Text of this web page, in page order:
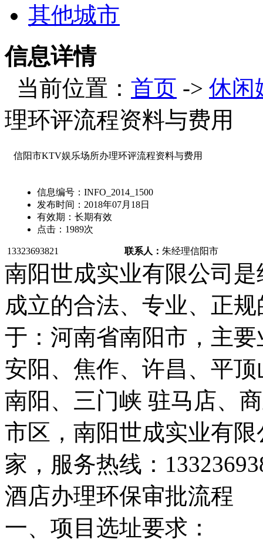
其他城市
信息详情
当前位置： 首页 -> 休闲
理环评流程资料与费用
信阳市KTV娱乐场所办理环评流程资料与费用
信息编号： INFO_2014_1500
发布时间： 2018年07月18日
有效期： 长期有效
点击： 1989次
13323693821 联系人： 朱经理信阳市
南阳世成实业有限公司
成立的合法、专业、正
于：河南省南阳市，主
安阳、焦作、许昌、平
南阳、三门峡 驻马店、
市区，南阳世成实业有
家，服务热线：
酒店办理环保审批流程
一、项目选址要求：